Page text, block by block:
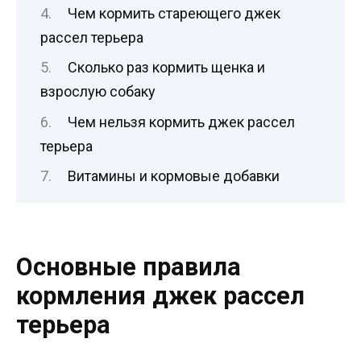
Чем кормить стареющего джек
рассел терьера
Сколько раз кормить щенка и
взрослую собаку
Чем нельзя кормить джек рассел
терьера
Витамины и кормовые добавки
Основные правила
кормления джек рассел
терьера